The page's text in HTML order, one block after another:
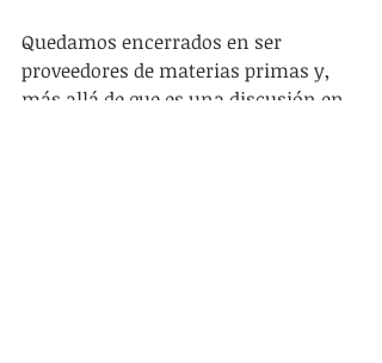
Quedamos encerrados en ser
proveedores de materias primas y,
más allá de que es una discusión en